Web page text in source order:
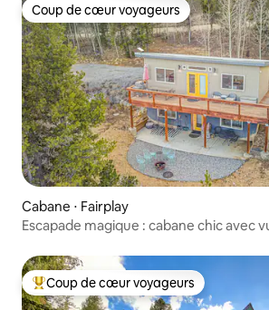
Coup de cœur voyageurs
Coup de cœur voyageurs
Cabane ⋅ Fairplay
Escapade magique : cabane chic avec
Coups de cœur voyageurs les plus
Coup de cœur voyageurs